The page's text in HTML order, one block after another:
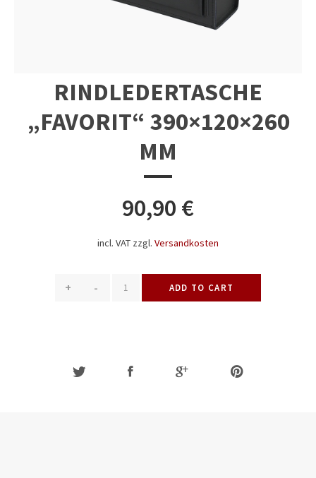
RINDLEDERTASCHE
„FAVORIT“ 390×120×260
MM
90,90 €
incl. VAT zzgl. Versandkosten
+ - ADD TO CART